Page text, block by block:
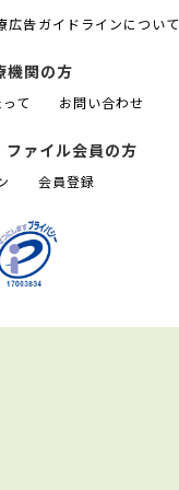
広告ガイドラインについて
機関の方
て お問い合わせ
ファイル会員の方
会員登録